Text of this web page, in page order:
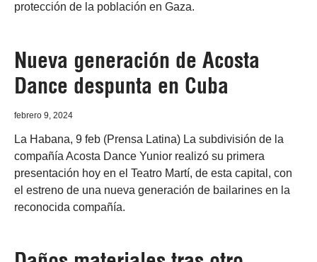
protección de la población en Gaza.
Nueva generación de Acosta
Dance despunta en Cuba
febrero 9, 2024
La Habana, 9 feb (Prensa Latina) La subdivisión de la
compañía Acosta Dance Yunior realizó su primera
presentación hoy en el Teatro Martí, de esta capital, con
el estreno de una nueva generación de bailarines en la
reconocida compañía.